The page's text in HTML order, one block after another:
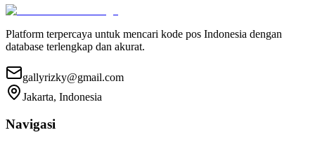
Platform terpercaya untuk mencari kode pos Indonesia dengan
database terlengkap dan akurat.
gallyrizky@gmail.com
Jakarta, Indonesia
Navigasi